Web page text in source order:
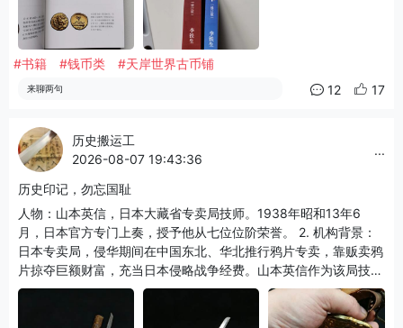
#书籍 #钱币类 #天岸世界古币铺
来聊两句 12 17
历史搬运工
2026-08-07 19:43:36
...
历史印记，勿忘国耻
人物：山本英信，日本大藏省专卖局技师。1938年昭和13年6
月，日本官方专门上奏，授予他从七位位阶荣誉。 2. 机构背景：
日本专卖局，侵华期间在中国东北、华北推行鸦片专卖，靠贩卖鸦
片掠夺巨额财富，充当日本侵略战争经费。山本英信作为该局技术
人员，因侵华相关业务获得日本朝廷嘉奖。